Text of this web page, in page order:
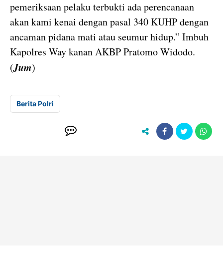
pemeriksaan pelaku terbukti ada perencanaan
akan kami kenai dengan pasal 340 KUHP dengan
ancaman pidana mati atau seumur hidup.” Imbuh
Kapolres Way kanan AKBP Pratomo Widodo.
(Jum)
Berita Polri